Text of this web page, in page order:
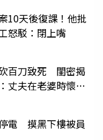
10天後復課！他批
怒駁：閉上嘴
百刀致死 閨密揭
丈夫在老婆時懷孕
電 摸黑下樓被員